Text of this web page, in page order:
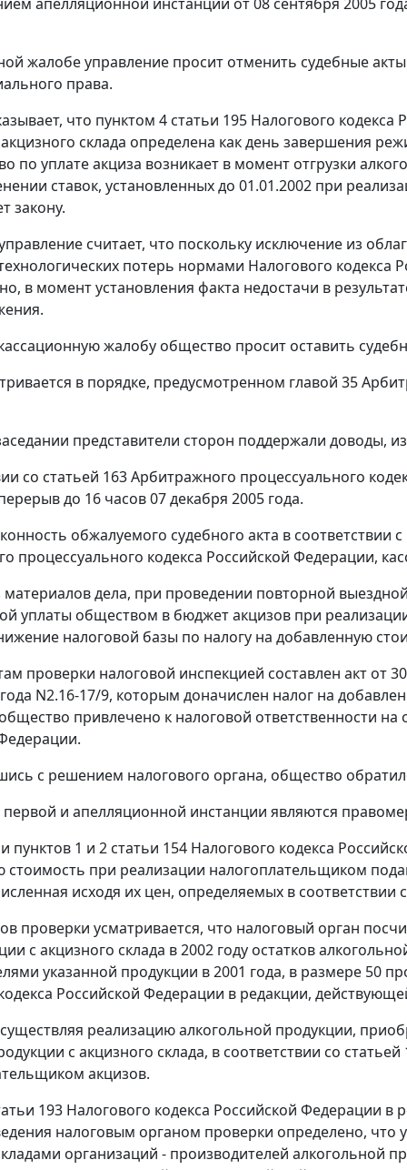
жалобе управление просит отменить судебные
права.
что пунктом 4 статьи 195 Налогового кодекса
склада определена как день завершения
по уплате акциза возникает в момент отгрузки
ставок, установленных до 01.01.2002 при
закону.
считает, что поскольку исключение из
потерь нормами Налогового кодекса
в момент установления факта недостачи в
жалобу общество просит оставить
в порядке, предусмотренном главой 35
представители сторон поддержали доводы,
со статьей 163Арбитражного процессуального
до 16 часов 07 декабря 2005 года.
обжалуемого судебного акта в
процессуального кодекса Российской Федерации,
материалов дела, при проведении повторной
уплаты обществом в бюджет акцизов при
налоговой базы по налогу на добавленную
проверки налоговой инспекцией составлен акт от
N2.16-17/9, которым доначислен налог на
привлечено к налоговой ответственности
с решением налогового органа, общество
и апелляционной инстанции являются
пунктов 1 и 2 статьи 154 Налогового кодекса
стоимость при реализации налогоплательщиком
исходя их цен, определяемых в соответствии
проверки усматривается, что налоговый орган
с акцизного склада в 2002 году остатков
указанной продукции в 2001 года, в размере 50
Российской Федерации в редакции,
реализацию алкогольной продукции,
с акцизного склада, в соответствии со статьей
акцизов.
193 Налогового кодекса Российской Федерации
налоговым органом проверки определено, что
организаций - производителей алкогольной